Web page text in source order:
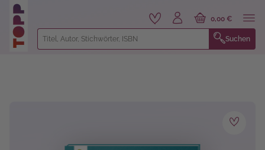
springen
Suchen
0,00 €